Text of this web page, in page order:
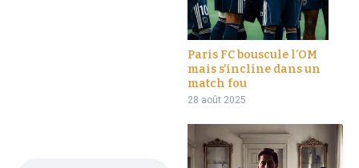
Paris FC bouscule l’OM
mais s’incline dans un
match fou
28 août 2025